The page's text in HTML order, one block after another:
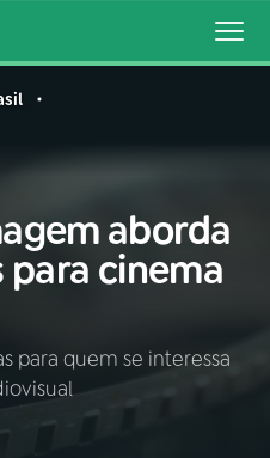
aborda
cinema
para quem se interessa